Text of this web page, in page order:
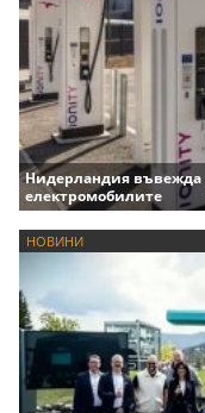
Нидерландия въвежда
електромобилите
НОВИНИ